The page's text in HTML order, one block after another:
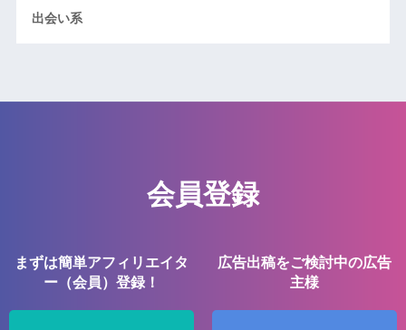
出会い系
会員登録
まずは簡単アフィリエイタ
ー（会員）登録！
広告出稿をご検討中の広告
主様